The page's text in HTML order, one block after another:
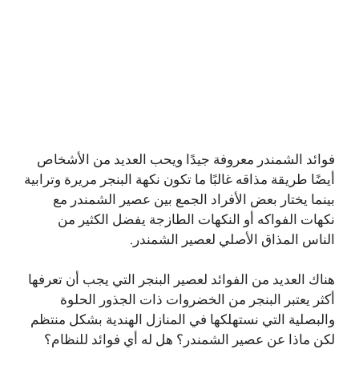
فوائد الشمندر معروفة جيدًا ويحب العديد من الأشخاص
أيضًا طريقة مذاقه غالبًا ما تكون نكهة البنجر مريرة وترابية
بينما يختار بعض الأفراد الجمع بين عصير الشمندر مع
نكهات الفواكه أو النكهات الطازجة يفضل الكثير من
الناس المذاق الأصلي لعصير الشمندر.
هناك العديد من الفوائد لعصير البنجر التي يجب أن تعرفها
أكثر يعتبر البنجر من الخضروات ذات الجذور الحلوة
والبصلية التي نستهلكها في المنازل الهندية بشكل منتظم
لكن ماذا عن عصير الشمندر؟ هل له أي فوائد للنظام؟